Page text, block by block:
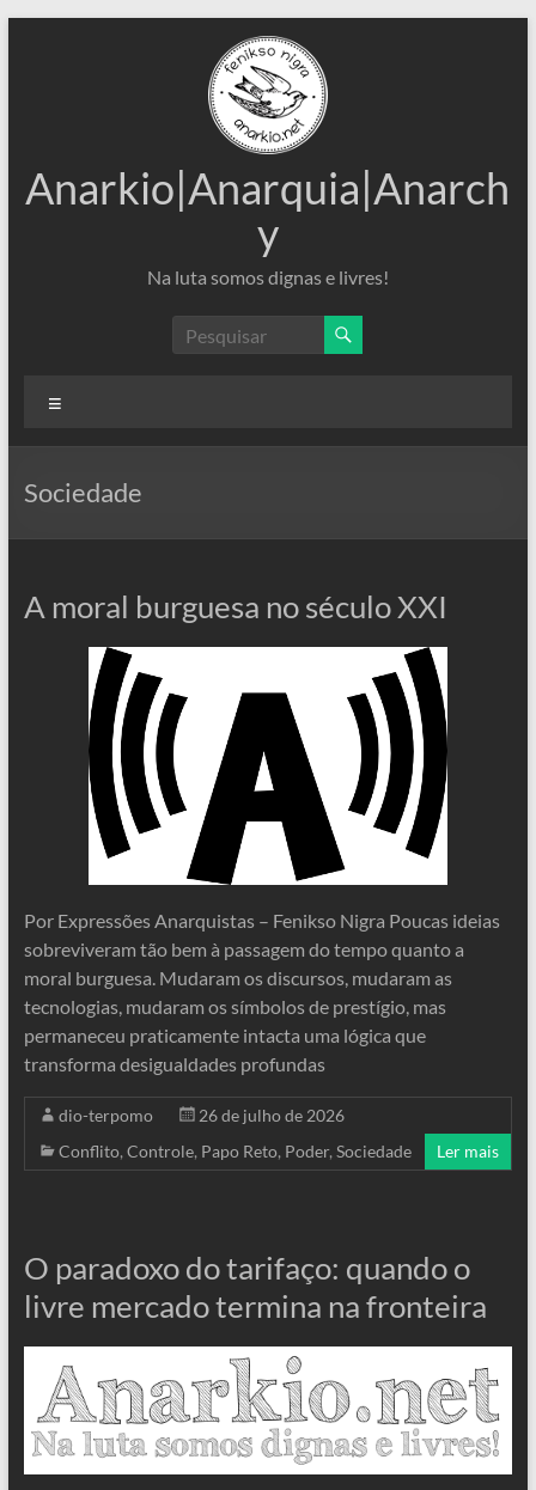
Anarkio|Anarquia|Anarch
y
Na luta somos dignas e livres!
Sociedade
A moral burguesa no século XXI
Por Expressões Anarquistas – Fenikso Nigra Poucas ideias
sobreviveram tão bem à passagem do tempo quanto a
moral burguesa. Mudaram os discursos, mudaram as
tecnologias, mudaram os símbolos de prestígio, mas
permaneceu praticamente intacta uma lógica que
transforma desigualdades profundas
dio-terpomo
26 de julho de 2026
Conflito, Controle, Papo Reto, Poder, Sociedade Ler mais
O paradoxo do tarifaço: quando o
livre mercado termina na fronteira